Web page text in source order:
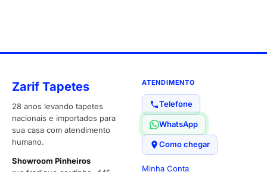
Zarif Tapetes
28 anos levando tapetes
nacionais e importados para
sua casa com atendimento
humano.
Showroom Pinheiros
ATENDIMENTO
Telefone
WhatsApp
Como chegar
Minha Conta